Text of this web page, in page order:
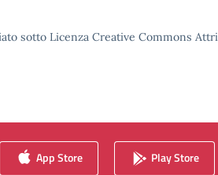
sotto Licenza Creative Commons
App Store Play Store